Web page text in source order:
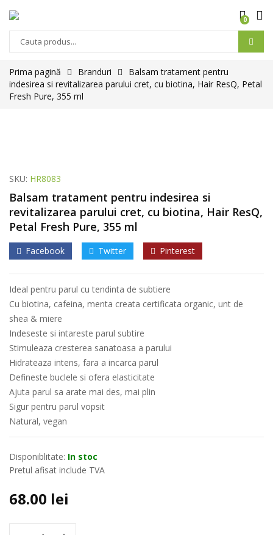
0
Prima pagină Branduri
Balsam tratament pentru
indesirea si revitalizarea parului cret, cu biotina, Hair ResQ, Petal
Fresh Pure, 355 ml
SKU: HR8083
Balsam tratament pentru indesirea si
revitalizarea parului cret, cu biotina, Hair ResQ,
Petal Fresh Pure, 355 ml
Facebook Twitter Pinterest
Ideal pentru parul cu tendinta de subtiere
Cu biotina, cafeina, menta creata certificata organic, unt de
shea & miere
Indeseste si intareste parul subtire
Stimuleaza cresterea sanatoasa a parului
Hidrateaza intens, fara a incarca parul
Defineste buclele si ofera elasticitate
Ajuta parul sa arate mai des, mai plin
Sigur pentru parul vopsit
Natural, vegan
Disponiblitate: In stoc
Pretul afisat include TVA
68.00 lei